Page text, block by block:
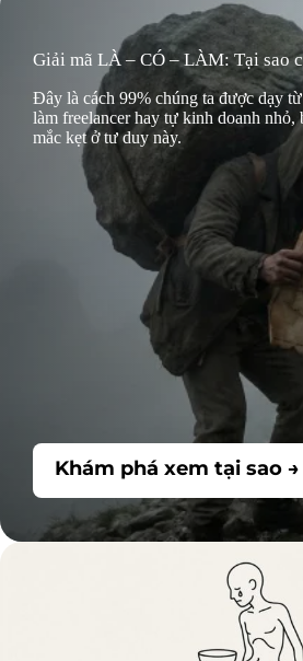
Giải mã LÀ – CÓ – LÀM: Tại sao
Đây là cách 99% chúng ta được dạy
làm freelancer hay tự kinh doanh nhỏ,
mắc kẹt ở tư duy này.
Khám phá xem tại sao →